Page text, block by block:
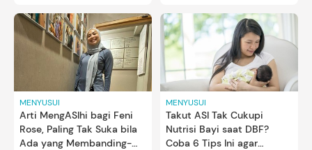
MENYUSUI
Arti MengASIhi bagi Feni
Rose, Paling Tak Suka bila
Ada yang Membanding-
MENYUSUI
Takut ASI Tak Cukupi
Nutrisi Bayi saat DBF?
Coba 6 Tips Ini agar